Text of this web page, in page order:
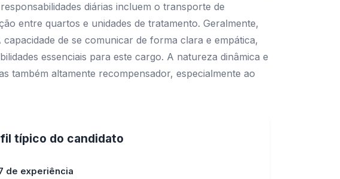
diárias incluem o transporte de
entre quartos e unidades de tratamento. Geralmente,
de se comunicar de forma clara e empática,
essenciais para este cargo. A natureza dinâmica e
também altamente recompensador, especialmente ao
típico do candidato
de experiência